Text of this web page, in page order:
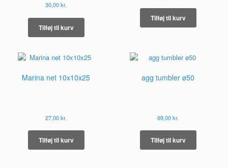
30,00kr.
Tilføj til kurv
Tilføj til kurv
Marina net 10x10x25
27,00kr.
Tilføj til kurv
agg tumbler ø50
69,00kr.
Tilføj til kurv